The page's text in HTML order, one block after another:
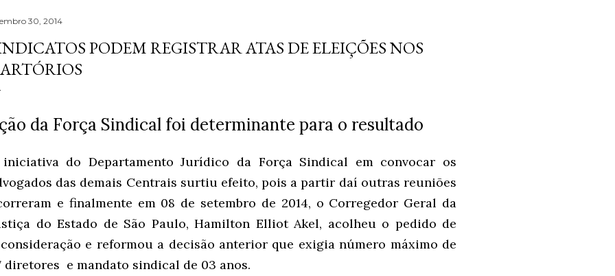
30, 2014
PODEM REGISTRAR ATAS DE ELEIÇÕES NOS
da Força Sindical foi determinante para o resultado
do Departamento Jurídico da Força Sindical em convocar os
das demais Centrais surtiu efeito, pois a partir daí outras reuniões
e finalmente em 08 de setembro de 2014, o Corregedor Geral da
do Estado de São Paulo, Hamilton Elliot Akel, acolheu o pedido de
e reformou a decisão anterior que exigia número máximo de
diretores e mandato sindical de 03 anos.